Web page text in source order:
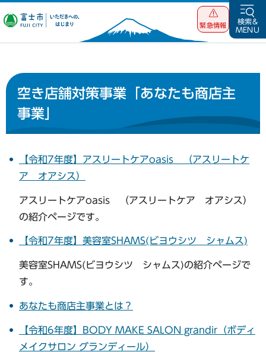
富士市 いただ
緊急情報
検索&
MENU
空き店舗対策事業「あなたも商店主
事業」
【令和7年度】アスリートケアoasis （アスリートケ
ア オアシス）
アスリートケアoasis （アスリートケア オアシス）
の紹介ページです。
【令和7年度】美容室SHAMS(ビヨウシツ シャムス)
美容室SHAMS(ビヨウシツ シャムス)の紹介ページで
す。
あなたも商店主事業とは？
【令和6年度】BODY MAKE SALON grandir（ボディ
メイクサロン グランディール）